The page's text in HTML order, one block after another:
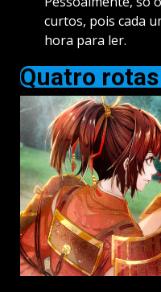
curtos, pois cada
hora para ler.
Quatro